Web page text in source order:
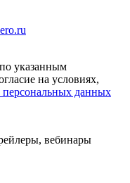
указанным
на условиях,
данных
вебинары